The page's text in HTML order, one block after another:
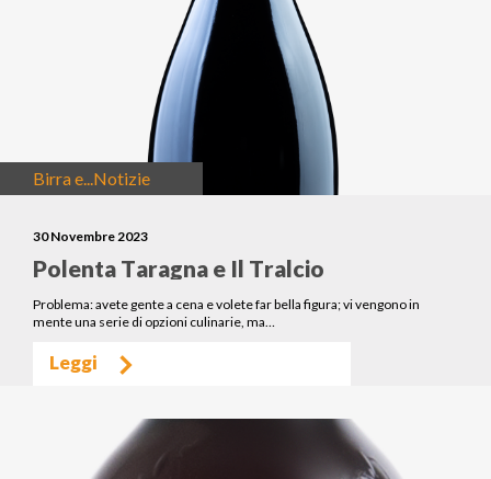
Birra e...Notizie
30 Novembre 2023
Polenta Taragna e Il Tralcio
Problema: avete gente a cena e volete far bella figura; vi vengono in
mente una serie di opzioni culinarie, ma…
Leggi